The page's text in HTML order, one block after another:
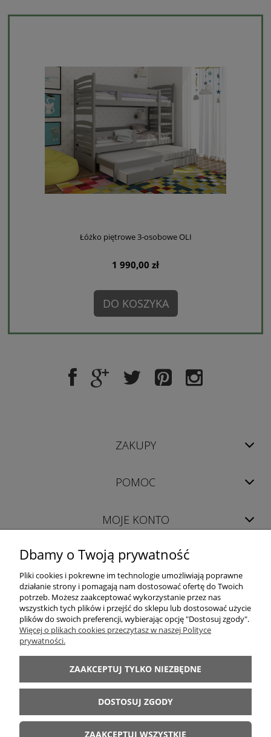
Łóżko piętrowe 3-osobowe OLI
1 990,00 zł
DO KOSZYKA
ZAKUPY
POMOC
MOJE KONTO
INFORMACJE
LUXOR │ 98-400 Wieruszów │ woj. łódzkie │ tel. +48 698 628 422 │ e-mail:
sklep@luxor-meble.com│ NIP PL619-157-56-47
sypialnie, kuchnie, narożniki, wersalki, fotele, meble dziecięce, młodzieżowe,
stoły, krzesła i inne
LUXOR MEBLE 2011-2026
Dbamy o Twoją prywatność
Pliki cookies i pokrewne im technologie umożliwiają poprawne
działanie strony i pomagają nam dostosować ofertę do Twoich
potrzeb. Możesz zaakceptować wykorzystanie przez nas
wszystkich tych plików i przejść do sklepu lub dostosować użycie
plików do swoich preferencji, wybierając opcję "Dostosuj zgody".
Więcej o plikach cookies przeczytasz w naszej Polityce
prywatności.
ZAAKCEPTUJ TYLKO NIEZBĘDNE
DOSTOSUJ ZGODY
ZAAKCEPTUJ WSZYSTKIE